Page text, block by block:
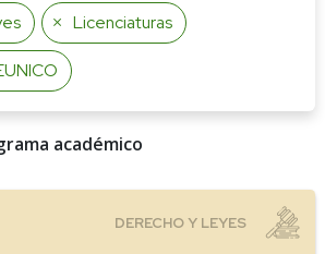
Licenciaturas
académico